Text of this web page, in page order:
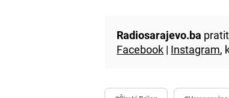
Radiosarajevo.ba
Facebook | Instagram,